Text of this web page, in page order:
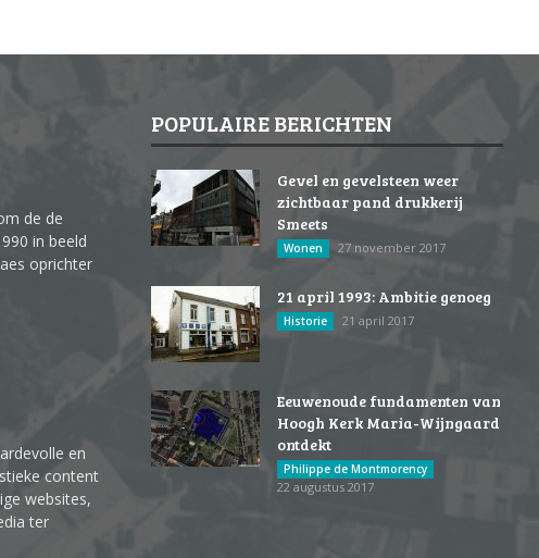
de de
in beeld
oprichter
en
content
websites,
ter
POPULAIRE BERICHTEN
Gevel en gevelsteen weer
zichtbaar pand drukkerij
Smeets
Wonen 27 november 2017
21 april 1993: Ambitie genoeg
Historie 21 april 2017
Eeuwenoude fundamenten van
Hoogh Kerk Maria-Wijngaard
ontdekt
Philippe de Montmorency
22 augustus 2017